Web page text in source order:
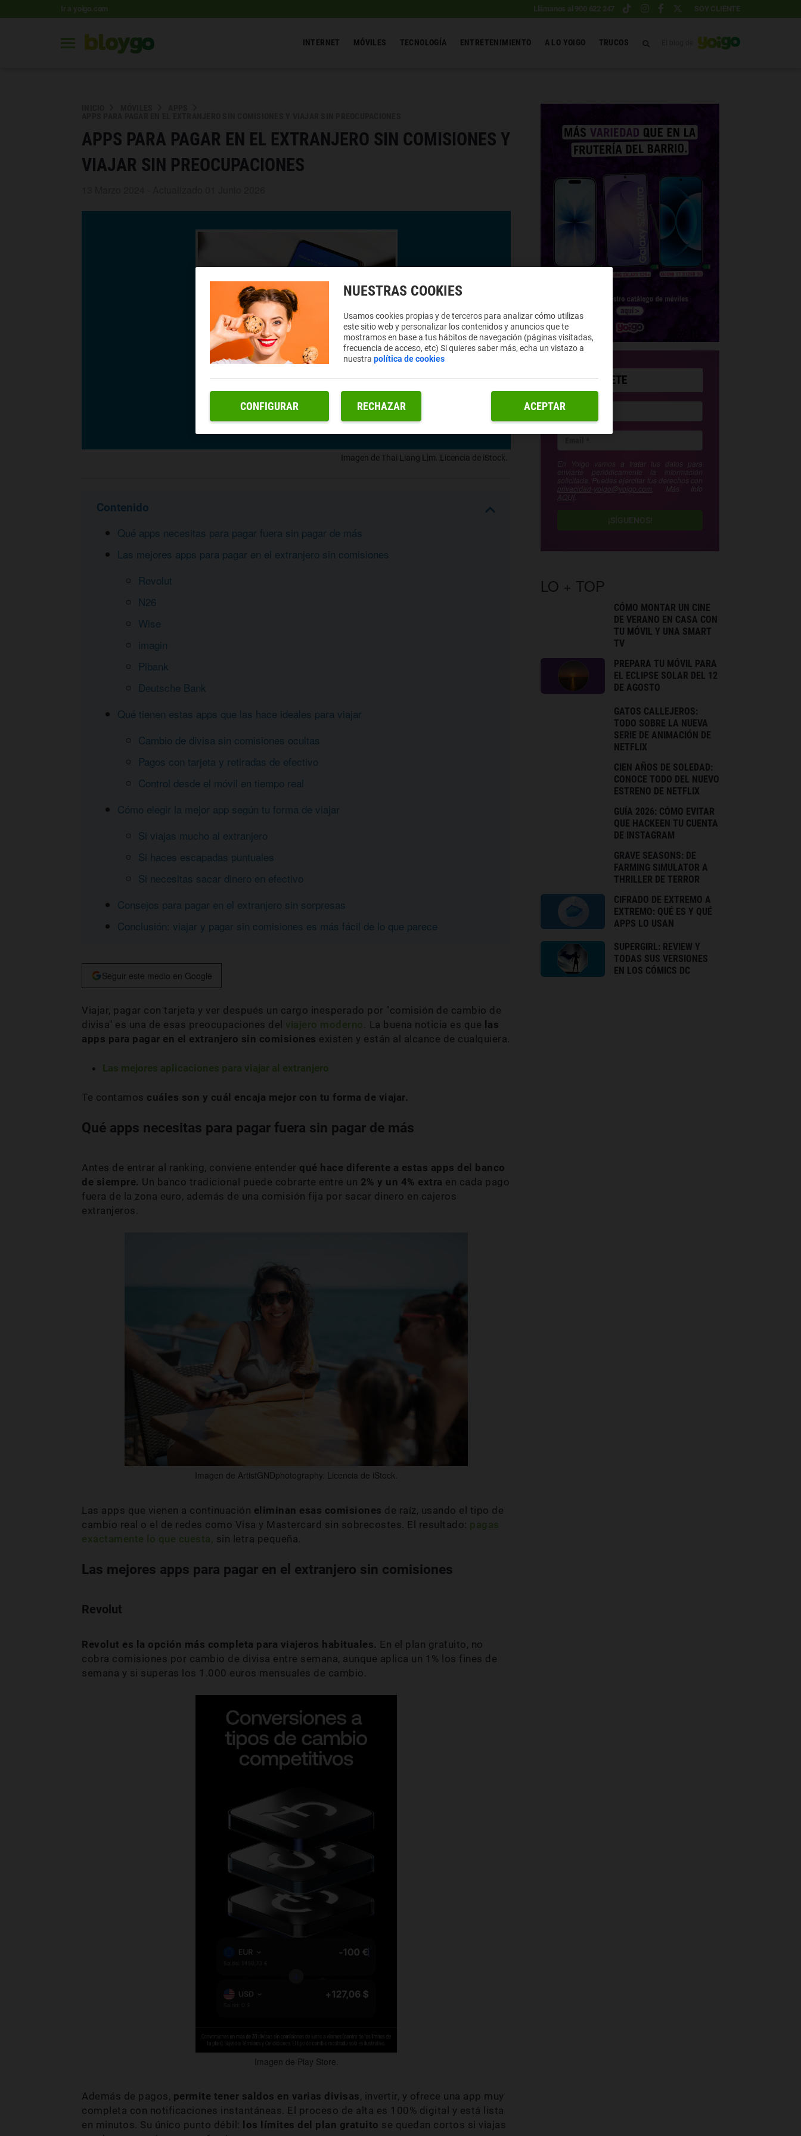
Ir a yoigo.com Llámanos al 900 622 247 SOY CLIENTE
INTERNET MÓVILES TECNOLOGÍA ENTRETENIMIENTO A LO YOIGO TRUCOS
APPS PARA PAGAR EN EL EXTRANJERO SIN COMISIONES Y
VIAJAR SIN PREOCUPACIONES
Imagen de Thai Liang Lim. Licencia de iStock.
Contenido
Qué apps necesitas para pagar fuera sin pagar de más
Las mejores apps para pagar en el extranjero sin comisiones
Revolut
N26
Wise
imagin
Pibank
Deutsche Bank
Qué tienen estas apps que las hace ideales para viajar
Cambio de divisa sin comisiones ocultas
Pagos con tarjeta y retiradas de efectivo
Control desde el móvil en tiempo real
Cómo elegir la mejor app según tu forma de viajar
Si viajas mucho al extranjero
Si haces escapadas puntuales
Si necesitas sacar dinero en efectivo
Consejos para pagar en el extranjero sin sorpresas
Conclusión: viajar y pagar sin comisiones es más fácil de lo que parece
Seguir este medio en Google
Viajar, pagar con tarjeta y ver después un cargo inesperado por "comisión de cambio de
divisa" es una de esas preocupaciones del viajero moderno. La buena noticia es que las
apps para pagar en el extranjero sin comisiones existen y están al alcance de cualquiera.
Las mejores aplicaciones para viajar al extranjero
Te contamos cuáles son y cuál encaja mejor con tu forma de viajar.
Qué apps necesitas para pagar fuera sin pagar de más
Antes de entrar al ranking, conviene entender qué hace diferente a estas apps del banco
de siempre. Un banco tradicional puede cobrarte entre un 2% y un 4% extra en cada pago
fuera de la zona euro, además de una comisión fija por sacar dinero en cajeros
extranjeros.
Imagen de ArtistGNDphotography. Licencia de iStock.
Las apps que vienen a continuación eliminan esas comisiones de raíz, usando el tipo de
cambio real o el de redes como Visa y Mastercard sin sobrecostes. El resultado: pagas
exactamente lo que cuesta, sin letra pequeña.
Las mejores apps para pagar en el extranjero sin comisiones
Revolut
Revolut es la opción más completa para viajeros habituales. En el plan gratuito, no
cobra comisiones por cambio de divisa entre semana, aunque aplica un 1% los fines de
semana y si superas los 1.000 euros mensuales de cambio.
Imagen de Play Store.
Además de pagos, permite tener saldos en varias divisas, invertir, y ofrece una app muy
completa con notificaciones instantáneas. El proceso de alta es 100% digital y está lista
en minutos. Su único punto débil:
los límites del plan gratuito se quedan cortos si viajas
SUSCRÍBETE
En Yoigo vamos a tratar tus datos para
enviarte periódicamente la información
solicitada. Puedes ejercitar tus derechos con
privacidad-yoigo@yoigo.com . Más Info
AQUÍ
¡SÍGUENOS!
LO + TOP
CÓMO MONTAR UN CINE
DE VERANO EN CASA CON
TU MÓVIL Y UNA SMART
TV
PREPARA TU MÓVIL PARA
EL ECLIPSE SOLAR DEL 12
DE AGOSTO
GATOS CALLEJEROS:
TODO SOBRE LA NUEVA
SERIE DE ANIMACIÓN DE
NETFLIX
CIEN AÑOS DE SOLEDAD:
CONOCE TODO DEL NUEVO
ESTRENO DE NETFLIX
GUÍA 2026: CÓMO EVITAR
QUE HACKEEN TU CUENTA
DE INSTAGRAM
GRAVE SEASONS: DE
FARMING SIMULATOR A
THRILLER DE TERROR
CIFRADO DE EXTREMO A
EXTREMO: QUÉ ES Y QUÉ
APPS LO USAN
SUPERGIRL: REVIEW Y
TODAS SUS VERSIONES
EN LOS CÓMICS DC
NUESTRAS COOKIES
Usamos cookies propias y de terceros para analizar cómo utilizas
este sitio web y personalizar los contenidos y anuncios que te
mostramos en base a tus hábitos de navegación (páginas visitadas,
frecuencia de acceso, etc) Si quieres saber más, echa un vistazo a
nuestrapolítica de cookies
RECHAZAR ACEPTAR
CONFIGURAR